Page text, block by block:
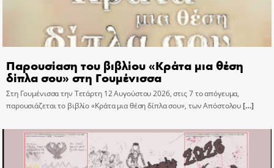
Παρουσίαση του βιβλίου «Κράτα μια θέση
δίπλα σου» στη Γουμένισσα
Στη Γουμένισσα την Τετάρτη 12 Αυγούστου 2026, στις 7 το απόγευμα,
παρουσιάζεται το βιβλίο «Κράτα μια θέση δίπλα σου», των Απόστολου[…]